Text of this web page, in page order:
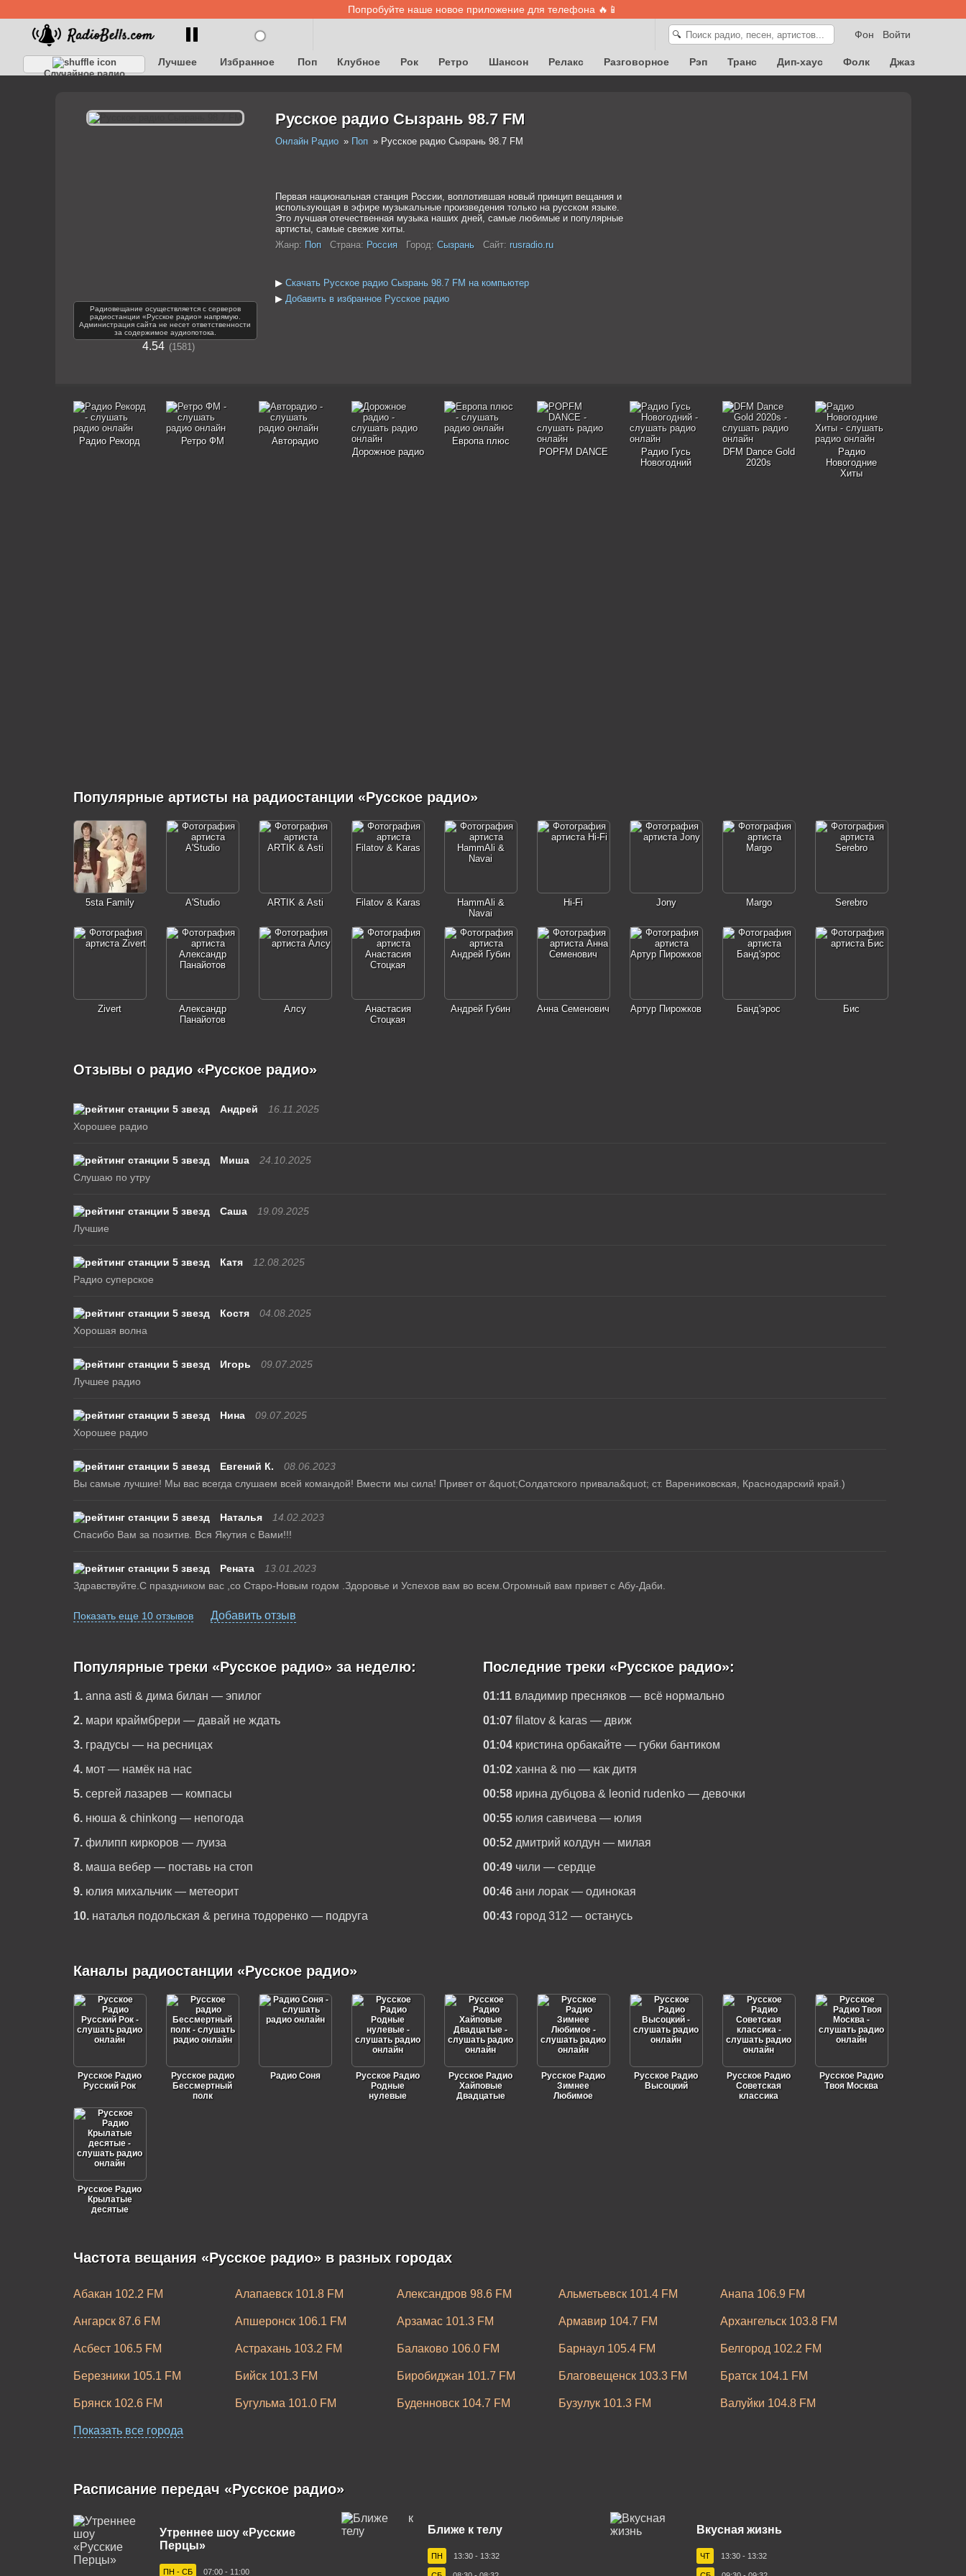
Попробуйте наше новое приложение для телефона 🔥📱
Войти
Фон
🔍
Случайное радио
Лучшее Избранное Поп Клубное Рок Ретро Шансон Релакс Разговорное Рэп Транс Дип-хаус Фолк
Джаз
Радиовещание осуществляется с серверов
радиостанции «Русское радио» напрямую.
Администрация сайта не несет ответственности
за содержимое аудиопотока.
4.54 1581
Русское радио Сызрань 98.7 FM
Онлайн Радио Поп Русское радио Сызрань 98.7 FM
Первая национальная станция России, воплотившая новый принцип вещания и
использующая в эфире музыкальные произведения только на русском языке.
Это лучшая отечественная музыка наших дней, самые любимые и популярные
артисты, самые свежие хиты.
Жанр: Поп Страна: Россия Город: Сызрань Сайт: rusradio.ru
▶ Скачать Русское радио Сызрань 98.7 FM на компьютер
▶ Добавить в избранное Русское радио
Радио Рекорд Ретро ФМ
Авторадио
Дорожное радио
Европа плюс
POPFM DANCE
Радио Гусь
Новогодний
DFM Dance Gold
2020s
Радио
Новогодние
Хиты
Популярные артисты на радиостанции «Русское радио»
5sta Family A'Studio ARTIK & Asti Filatov & Karas
HammAli &
Navai
Hi-Fi Jony Margo Serebro
Zivert
Александр
Панайотов
Алсу
Анастасия
Стоцкая
Андрей Губин Анна Семенович Артур Пирожков Банд'эрос Бис
Отзывы о радио «Русское радио»
Андрей
16.11.2025
Хорошее радио
Миша
24.10.2025
Слушаю по утру
Саша
19.09.2025
Лучшие
Катя
12.08.2025
Радио суперское
Костя
04.08.2025
Хорошая волна
Игорь
09.07.2025
Лучшее радио
Нина
09.07.2025
Хорошее радио
Евгений К.
08.06.2023
Вы самые лучшие! Мы вас всегда слушаем всей командой! Вмести мы сила! Привет от &quot;Солдатского привала&quot; ст. Варениковская, Краснодарский край.)
Наталья
14.02.2023
Спасибо Вам за позитив. Вся Якутия с Вами!!!
Рената
13.01.2023
Здравствуйте.С праздником вас ,со Старо-Новым годом .Здоровье и Успехов вам во всем.Огромный вам привет с Абу-Даби.
Показать еще 10 отзывов Добавить отзыв
Популярные треки «Русское радио» за неделю:
1. anna asti & дима билан — эпилог
2. мари краймбрери — давай не ждать
3. градусы — на ресницах
4. мот — намёк на нас
5. сергей лазарев — компасы
6. нюша & chinkong — непогода
7. филипп киркоров — луиза
8. маша вебер — поставь на стоп
9. юлия михальчик — метеорит
10. наталья подольская & регина тодоренко — подруга
Последние треки «Русское радио»:
01:11 владимир пресняков — всё нормально
01:07 filatov & karas — движ
01:04 кристина орбакайте — губки бантиком
01:02 ханна & nю — как дитя
00:58 ирина дубцова & leonid rudenko — девочки
00:55 юлия савичева — юлия
00:52 дмитрий колдун — милая
00:49 чили — сердце
00:46 ани лорак — одинокая
00:43 город 312 — останусь
Каналы радиостанции «Русское радио»
Русское Радио
Русский Рок
Русское радио
Бессмертный
полк
Радио Соня
Русское Радио
Родные
нулевые
Русское Радио
Хайповые
Двадцатые
Русское Радио
Зимнее
Любимое
Русское Радио
Высоцкий
Русское Радио
Советская
классика
Русское Радио
Твоя Москва
Русское Радио
Крылатые
десятые
Частота вещания «Русское радио» в разных городах
Абакан 102.2 FM Алапаевск 101.8 FM Александров 98.6 FM Альметьевск 101.4 FM Анапа 106.9 FM
Ангарск 87.6 FM Апшеронск 106.1 FM Арзамас 101.3 FM Армавир 104.7 FM Архангельск 103.8 FM
Асбест 106.5 FM Астрахань 103.2 FM Балаково 106.0 FM Барнаул 105.4 FM Белгород 102.2 FM
Березники 105.1 FM Бийск 101.3 FM Биробиджан 101.7 FM Благовещенск 103.3 FM Братск 104.1 FM
Брянск 102.6 FM Бугульма 101.0 FM Буденновск 104.7 FM Бузулук 101.3 FM Валуйки 104.8 FM
Великие Луки 101.6 FM
Воркута 102.7 FM Воронеж 104.8 FM
Димитровград 100.4 FM Екатеринбург 105.7 FM
Златоуст 88.1 FM Иваново 107.7 FM
Казань 90.7 FM Калининград 96.3 FM Калуга 102.1 FM Каменск-Уральский 87.7 FM
Показать все города
Расписание передач «Русское радио»
Утреннее шоу «Русские
Перцы»
ПН - СБ 07:00 - 11:00
Ближе к телу
ПН 13:30 - 13:32
Вкусная жизнь
ЧТ 13:30 - 13:32